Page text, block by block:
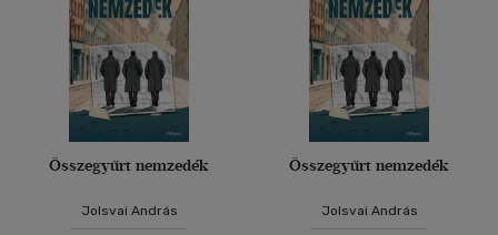
Összegyűrt nemzedék
Jolsvai András
Összegyűrt nemzedék
Jolsvai András